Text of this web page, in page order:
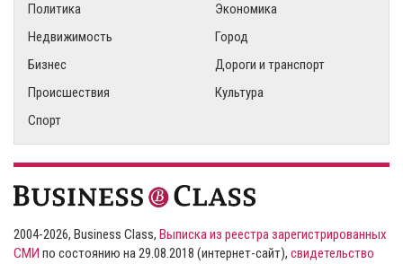
Политика
Экономика
Недвижимость
Город
Бизнес
Дороги и транспорт
Происшествия
Культура
Спорт
2004-2026, Business Class, Выписка из реестра зарегистрированных
СМИ по состоянию на 29.08.2018 (интернет-сайт), свидетельство